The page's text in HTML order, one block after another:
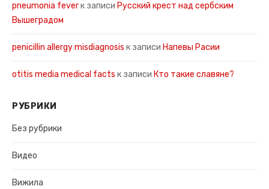
pneumonia feverк записи Русский крест над сербским
Вышеградом
penicillin allergy misdiagnosis к записи Напевы Расии
otitis media medical facts к записи Кто такие славяне?
РУБРИКИ
Без рубрики
Видео
Вижила